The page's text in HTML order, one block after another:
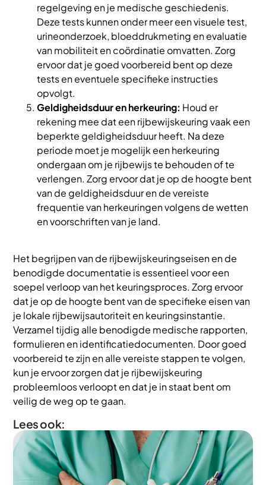
regelgeving en je medische geschiedenis.
Deze tests kunnen onder meer een visuele test,
urineonderzoek, bloeddrukmeting en evaluatie
van mobiliteit en coördinatie omvatten. Zorg
ervoor dat je goed voorbereid bent op deze
tests en eventuele specifieke instructies
opvolgt.
Geldigheidsduur en herkeuring: Houd er
rekening mee dat een rijbewijskeuring vaak een
beperkte geldigheidsduur heeft. Na deze
periode moet je mogelijk een herkeuring
ondergaan om je rijbewijs te behouden of te
verlengen. Zorg ervoor dat je op de hoogte bent
van de geldigheidsduur en de vereiste
frequentie van herkeuringen volgens de wetten
en voorschriften van je land.
Het begrijpen van de rijbewijskeuringseisen en de
benodigde documentatie is essentieel voor een
soepel verloop van het keuringsproces. Zorg ervoor
dat je op de hoogte bent van de specifieke eisen van
je lokale rijbewijsautoriteit en keuringsinstantie.
Verzamel tijdig alle benodigde medische rapporten,
formulieren en identificatiedocumenten. Door goed
voorbereid te zijn en alle vereiste stappen te volgen,
kun je ervoor zorgen dat je rijbewijskeuring
probleemloos verloopt en dat je in staat bent om
veilig de weg op te gaan.
Lees ook: